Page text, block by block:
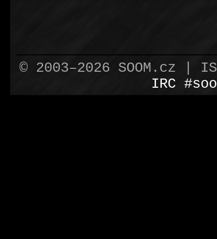
© 2003–2026 SOOM.cz |
IRC